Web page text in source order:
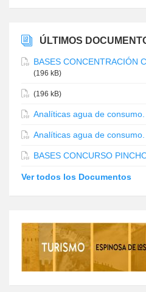
ÚLTIMOS
BASES CONCENTRACIÓN
(196 kB)
(196 kB)
Analíticas agua de
Analíticas agua de consumo.
BASES CONCURSO
Ver todos los Documentos